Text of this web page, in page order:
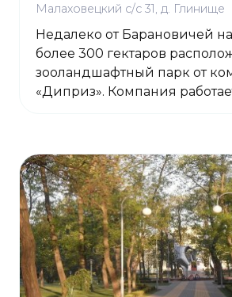
Малаховецкий с/с 31, д. Глинище
Недалеко от Барановичей
более 300 гектаров
зооландшафтный парк от
«Диприз». Компания